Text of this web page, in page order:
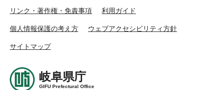
リンク・著作権・免責事項 利用ガイド
個人情報保護の考え方 ウェブアクセシビリティ方針
サイトマップ
岐阜県庁
GIFU Prefectural Office